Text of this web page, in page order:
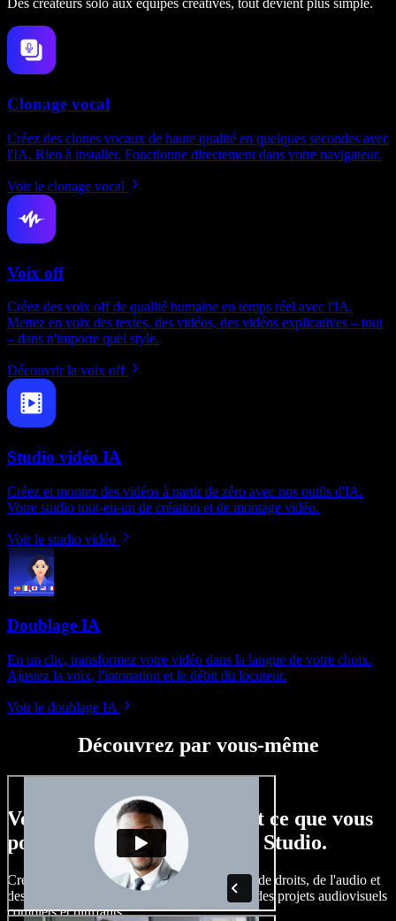
Des créateurs solo aux équipes créatives, tout devient plus simple.
Clonage vocal
Créez des clones vocaux de haute qualité en quelques secondes avec
l'IA. Rien à installer. Fonctionne directement dans votre navigateur.
Voir le clonage vocal
Voix off
Créez des voix off de qualité humaine en temps réel avec l'IA.
Mettez en voix des textes, des vidéos, des vidéos explicatives – tout
– dans n'importe quel style.
Découvrir la voix off
Studio vidéo IA
Créez et montez des vidéos à partir de zéro avec nos outils d'IA.
Votre studio tout-en-un de création et de montage vidéo.
Voir le studio vidéo
Doublage IA
En un clic, transformez votre vidéo dans la langue de votre choix.
Ajustez la voix, l'intonation et le débit du locuteur.
Voir le doublage IA
Découvrez par vous-même
Voici un petit aperçu de tout ce que vous
pouvez faire avec Speechify Studio.
Créez des voix off, ajoutez des images libres de droits, de l'audio et
des vidéos, clonez votre voix, pour produire des projets audiovisuels
complets et bluffants.